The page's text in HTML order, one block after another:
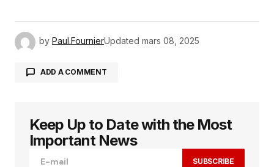
by Paul.FournierUpdated mars 08, 2025
ADD A COMMENT
Votre adresse e-mail ne sera pas publiée. Les
champs obligatoires sont indiqués avec
Keep Up to Date with the Most
Important News
SUBSCRIBE